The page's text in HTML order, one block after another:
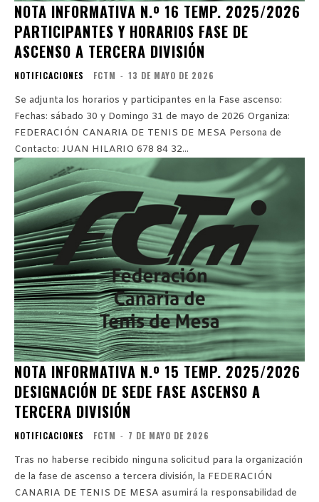
NOTA INFORMATIVA N.º 16 TEMP. 2025/2026
PARTICIPANTES Y HORARIOS FASE DE
ASCENSO A TERCERA DIVISIÓN
NOTIFICACIONES FCTM - 13 DE MAYO DE 2026
Se adjunta los horarios y participantes en la Fase ascenso:
Fechas: sábado 30 y Domingo 31 de mayo de 2026 Organiza:
FEDERACIÓN CANARIA DE TENIS DE MESA Persona de
Contacto: JUAN HILARIO 678 84 32...
NOTA INFORMATIVA N.º 15 TEMP. 2025/2026
DESIGNACIÓN DE SEDE FASE ASCENSO A
TERCERA DIVISIÓN
NOTIFICACIONES FCTM - 7 DE MAYO DE 2026
Tras no haberse recibido ninguna solicitud para la organización
de la fase de ascenso a tercera división, la FEDERACIÓN
CANARIA DE TENIS DE MESA asumirá la responsabilidad de